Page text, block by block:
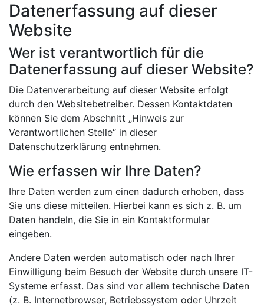
Datenerfassung auf dieser
Website
Wer ist verantwortlich für die
Datenerfassung auf dieser Website?
Die Datenverarbeitung auf dieser Website erfolgt
durch den Websitebetreiber. Dessen Kontaktdaten
können Sie dem Abschnitt „Hinweis zur
Verantwortlichen Stelle“ in dieser
Datenschutzerklärung entnehmen.
Wie erfassen wir Ihre Daten?
Ihre Daten werden zum einen dadurch erhoben, dass
Sie uns diese mitteilen. Hierbei kann es sich z. B. um
Daten handeln, die Sie in ein Kontaktformular
eingeben.
Andere Daten werden automatisch oder nach Ihrer
Einwilligung beim Besuch der Website durch unsere IT-
Systeme erfasst. Das sind vor allem technische Daten
(z. B. Internetbrowser, Betriebssystem oder Uhrzeit